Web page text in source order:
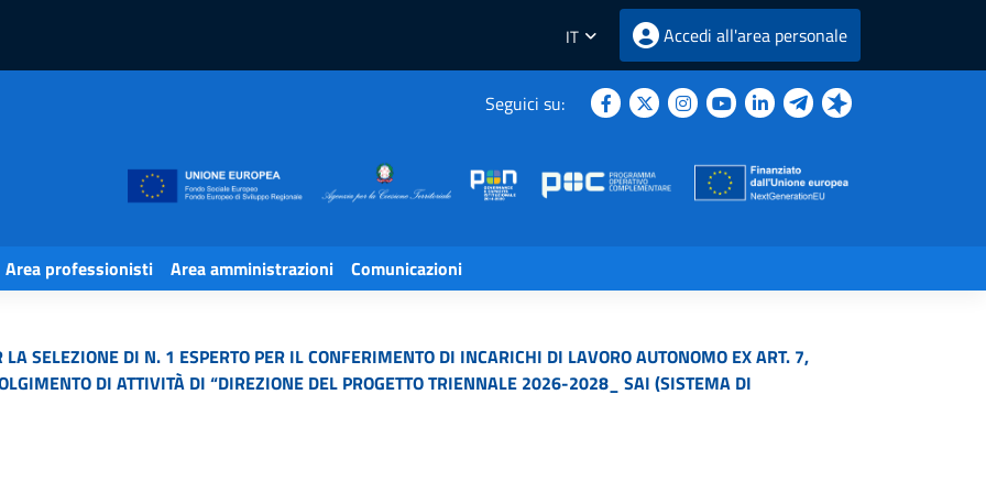
IT Accedi all'area personale
Seguici su:
Area professionisti Area amministrazioni Comunicazioni
SELEZIONE DI N. 1 ESPERTO PER IL CONFERIMENTO DI INCARICHI DI LAVORO AUTONOMO EX ART. 7,
DI ATTIVITÀ DI “DIREZIONE DEL PROGETTO TRIENNALE 2026-2028_ SAI (SISTEMA DI